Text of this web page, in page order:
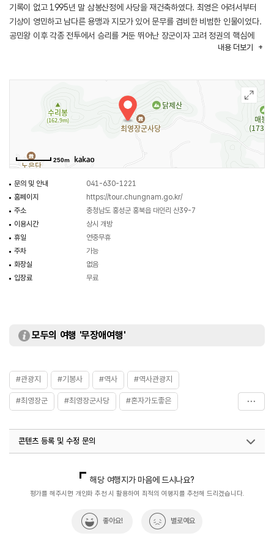
기록이 없고 1995년 말 삼봉산정에 사당을 재건축하였다. 최영은 어려서부터
기상이 영민하고 남다른 용맹과 지모가 있어 문무를 겸비한 비범한 인물이었다.
공민왕 이후 각종 전투에서 승리를 거둔 뛰어난 장군이자 고려 정권의 핵심에
있었으나, 이성계의 위화도 회군으로 실각하고 죽음을 당한다. 홍성군에서는
넋을 달래고 있다.
내용 더보기
250m
문의 및 안내
041-630-1221
홈페이지
https://tour.chungnam.go.kr/
주소
충청남도 홍성군 홍북읍 대인리 산39-7
이용시간
상시 개방
휴일
연중무휴
주차
가능
화장실
없음
입장료
무료
모두의 여행 '무장애여행'
#관광지 #기봉사 #역사 #역사관광지
#최영장군 #최영장군사당 #혼자가도좋은
콘텐츠 등록 및 수정 문의
해당 여행지가 마음에 드시나요?
평가를 해주시면 개인화 추천 시 활용하여 최적의 여행지를 추천해 드리겠습니다.
좋아요! 별로예요